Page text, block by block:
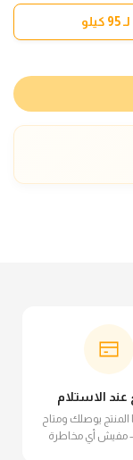
عند الاستلام
المنتج يوصلك ومتاح
مفيش أي مخاطرة